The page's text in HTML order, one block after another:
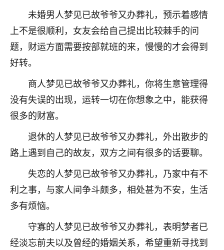
未婚男人梦见已故爷爷又办葬礼，预示着感情
上不是很顺利，女友会给自己提出比较棘手的问
题，财运方面需要按部就班的来，慢慢的才会得到
好转。
商人梦见已故爷爷又办葬礼，你将生意管理得
没有失误的出现，运转一切在你想象之中，能获得
很多的财富。
退休的人梦见已故爷爷又办葬礼，外出散步的
路上遇到自己的故友，双方之间有很多的话要聊。
失恋的人梦见已故爷爷又办葬礼，乃家中有不
利之事，与家人间争斗颇多，相处甚为不安，生活
多有烦恼。
守寡的人梦见已故爷爷又办葬礼，表明梦者已
经淡忘前夫以及曾经的婚姻关系，希望重新寻找到